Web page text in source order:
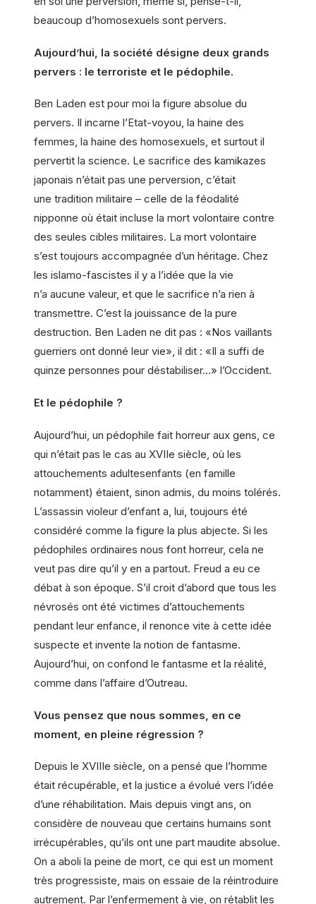
beaucoup d’homosexuels sont pervers.
Aujourd’hui, la société désigne deux grands
pervers : le terroriste et le pédophile.
Ben Laden est pour moi la figure absolue du
pervers. Il incarne l’Etat-voyou, la haine des
femmes, la haine des homosexuels, et surtout il
pervertit la science. Le sacrifice des kamikazes
japonais n’était pas une perversion, c’était
une tradition militaire – celle de la féodalité
nipponne où était incluse la mort volontaire contre
des seules cibles militaires. La mort volontaire
s’est toujours accompagnée d’un héritage. Chez
les islamo-fascistes il y a l’idée que la vie
n’a aucune valeur, et que le sacrifice n’a rien à
transmettre. C’est la jouissance de la pure
destruction. Ben Laden ne dit pas : «Nos vaillants
guerriers ont donné leur vie», il dit : «Il a suffi de
quinze personnes pour déstabiliser…» l’Occident.
Et le pédophile ?
Aujourd’hui, un pédophile fait horreur aux gens, ce
qui n’était pas le cas au XVIIe siècle, où les
attouchements adultesenfants (en famille
notamment) étaient, sinon admis, du moins tolérés.
L’assassin violeur d’enfant a, lui, toujours été
considéré comme la figure la plus abjecte. Si les
pédophiles ordinaires nous font horreur, cela ne
veut pas dire qu’il y en a partout. Freud a eu ce
débat à son époque. S’il croit d’abord que tous les
névrosés ont été victimes d’attouchements
pendant leur enfance, il renonce vite à cette idée
suspecte et invente la notion de fantasme.
Aujourd’hui, on confond le fantasme et la réalité,
comme dans l’affaire d’Outreau.
Vous pensez que nous sommes, en ce
moment, en pleine régression ?
Depuis le XVIIIe siècle, on a pensé que l’homme
était récupérable, et la justice a évolué vers l’idée
d’une réhabilitation. Mais depuis vingt ans, on
considère de nouveau que certains humains sont
irrécupérables, qu’ils ont une part maudite absolue.
On a aboli la peine de mort, ce qui est un moment
très progressiste, mais on essaie de la réintroduire
autrement. Par l’enfermement à vie, on rétablit les